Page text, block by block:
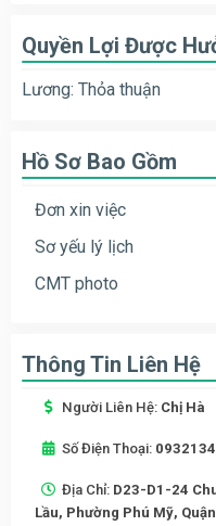
Quyền Lợi Được
Lương: Thỏa thuận
Hồ Sơ Bao Gồm
Đơn xin việc
Sơ yếu lý lịch
CMT photo
Thông Tin Liên Hệ
Người Liên Hệ: Chị Hà
Số Điện Thoại:
Địa Chỉ: D23-D1-24
Lầu, Phường Phú Mỹ,